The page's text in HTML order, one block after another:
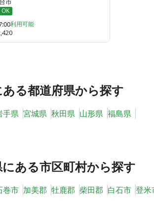
利用可能
る都道府県から探す
手県 宮城県 秋田県 山形県 福島県
にある市区町村から探す
巻市 加美郡 牡鹿郡 柴田郡 白石市 登米